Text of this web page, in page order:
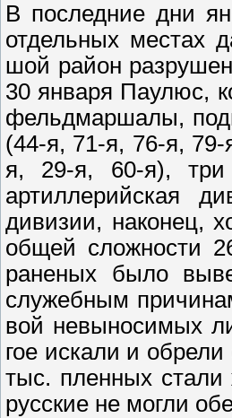
В последние дни
отдельных местах
шой район
30 января Паулюс,
фельдмаршалы,
(44-я, 71-я, 76-я,
я, 29-я, 60-я),
артиллерийская
дивизии, наконец,
общей сложности
раненых было
служебным
вой невыносимых
гое искали и
тыс. пленных стали
русские не могли